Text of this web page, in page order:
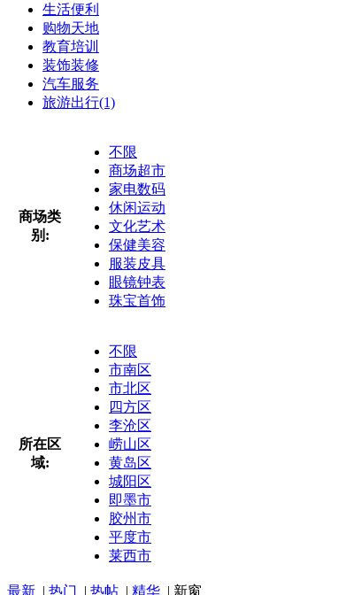
生活便利
购物天地
教育培训
装饰装修
汽车服务
旅游出行(1)
商场类
别:
不限
商场超市
家电数码
休闲运动
文化艺术
保健美容
服装皮具
眼镜钟表
珠宝首饰
所在区
域:
不限
市南区
市北区
四方区
李沧区
崂山区
黄岛区
城阳区
即墨市
胶州市
平度市
莱西市
最新 | 热门 | 热帖 | 精华 | 新窗